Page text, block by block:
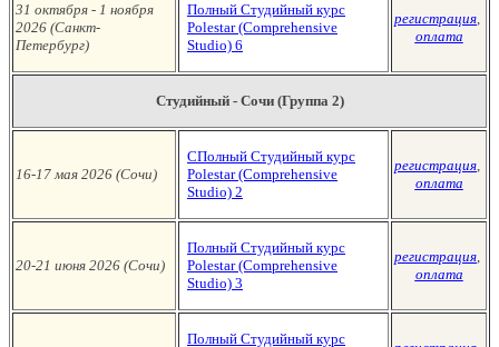
31 октября - 1 ноября
2026 (Санкт-
Петербург)
Полный Студийный курс
Polestar (Сomprehensive
Studio) 6
регистрация,
оплата
Студийный - Сочи (Группа 2)
16-17 мая 2026 (Сочи)
CПолный Студийный курс
Polestar (Сomprehensive
Studio) 2
регистрация,
оплата
20-21 июня 2026 (Сочи)
Полный Студийный курс
Polestar (Сomprehensive
Studio) 3
регистрация,
оплата
Полный Студийный курс